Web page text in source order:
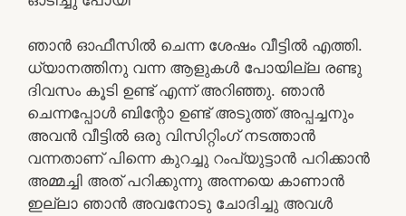
ഞാൻ ഓഫീസിൽ ചെന്ന ശേഷം വീട്ടിൽ എത്തി.
ധ്യാനത്തിനു വന്ന ആളുകൾ പോയില്ല രണ്ടു
ദിവസം കൂടി ഉണ്ട്‌ എന്ന് അറിഞ്ഞു. ഞാൻ
ചെന്നപ്പോൾ ബിന്റോ ഉണ്ട്‌ അടുത്ത് അപ്പച്ചനും
അവൻ വീട്ടിൽ ഒരു വിസിറ്റിംഗ് നടത്താൻ
വന്നതാണ് പിന്നെ കുറച്ചു റംപ്യുട്ടാൻ പറിക്കാൻ
അമ്മച്ചി അത് പറിക്കുന്നു അന്നയെ കാണാൻ
ഇല്ലാ ഞാൻ അവനോടു ചോദിച്ചു അവൾ